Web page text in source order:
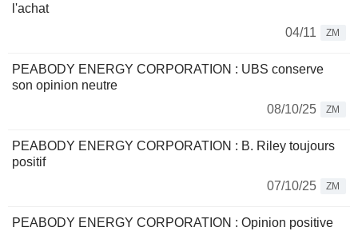
l'achat
04/11
ZM
PEABODY ENERGY CORPORATION : UBS conserve
son opinion neutre
08/10/25
ZM
PEABODY ENERGY CORPORATION : B. Riley toujours
positif
07/10/25
ZM
PEABODY ENERGY CORPORATION : Opinion positive